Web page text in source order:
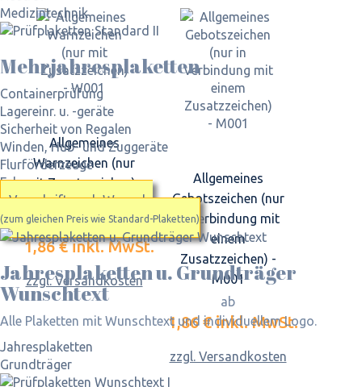
Medizintechnik
Mehrjahres­plaketten
Containerprüfung
Lagereinr. u. -geräte
Sicherheit von Regalen
Winden, Hub- und Zuggeräte
Flurförderzeuge
Fahrzeuge
Vorschrift nach Wunsch
(zum gleichen Preis wie Standard-Plaketten)
Jahres­plaketten u. Grundträger
Wunschtext
Alle Plaketten mit Wunschtext und individuellem Logo.
Jahresplaketten
Grundträger
Allgemeines
Warnzeichen (nur
mit Zusatzzeichen) -
W001
ab
1,86 €inkl. MwSt.
zzgl. Versandkosten
Allgemeines
Gebotszeichen (nur
in Verbindung mit
einem
Zusatzzeichen) -
M001
ab
1,86 €inkl. MwSt.
zzgl. Versandkosten